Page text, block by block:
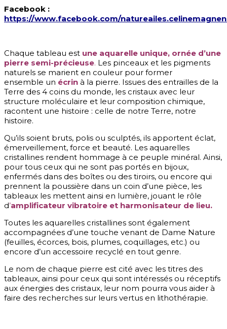
Facebook :
https://www.facebook.com/
Chaque tableau est une aquarelle unique, ornée d’une
pierre semi-précieuse. Les pinceaux et les pigments
naturels se marient en couleur pour former
ensemble un écrin à la pierre. Issues des entrailles de la
Terre des 4 coins du monde, les cristaux avec leur
structure moléculaire et leur composition chimique,
racontent une histoire : celle de notre Terre, notre
histoire.
Qu’ils soient bruts, polis ou sculptés, ils apportent éclat,
émerveillement, force et beauté. Les aquarelles
cristallines rendent hommage à ce peuple minéral. Ainsi,
pour tous ceux qui ne sont pas portés en bijoux,
enfermés dans des boîtes ou des tiroirs, ou encore qui
prennent la poussière dans un coin d’une pièce, les
tableaux les mettent ainsi en lumière, jouant le rôle
d’amplificateur vibratoire et harmonisateur de lieu.
Toutes les aquarelles cristallines sont également
accompagnées d’une touche venant de Dame Nature
(feuilles, écorces, bois, plumes, coquillages, etc.) ou
encore d’un accessoire recyclé en tout genre.
Le nom de chaque pierre est cité avec les titres des
tableaux, ainsi pour ceux qui sont intéressés ou réceptifs
aux énergies des cristaux, leur nom pourra vous aider à
faire des recherches sur leurs vertus en lithothérapie.